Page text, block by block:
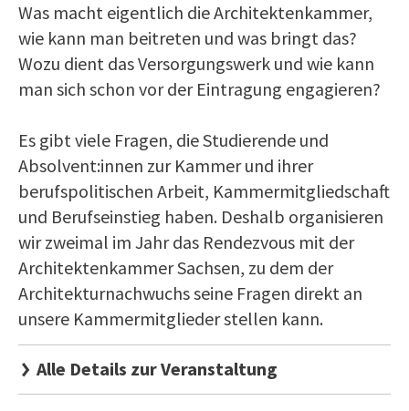
Was macht eigentlich die Architektenkammer,
wie kann man beitreten und was bringt das?
Wozu dient das Versorgungswerk und wie kann
man sich schon vor der Eintragung engagieren?
Es gibt viele Fragen, die Studierende und
Absolvent:innen zur Kammer und ihrer
berufspolitischen Arbeit, Kammermitgliedschaft
und Berufseinstieg haben. Deshalb organisieren
wir zweimal im Jahr das Rendezvous mit der
Architektenkammer Sachsen, zu dem der
Architekturnachwuchs seine Fragen direkt an
unsere Kammermitglieder stellen kann.
Alle Details zur Veranstaltung